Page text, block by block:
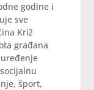
godine i
sve
Križ
građana
šport,